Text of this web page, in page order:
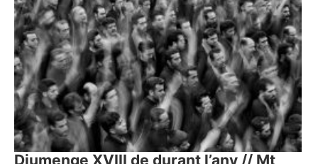
Diumenge XVIII de durant l’any // Mt